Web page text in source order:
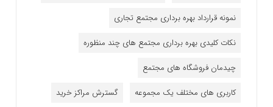
نمونه قرارداد بهره برداری مجتمع تجاری
نکات کلیدی بهره برداری مجتمع های چند منظوره
چیدمان فروشگاه های مجتمع
کاربری های مختلف یک مجموعه
گسترش مراکز خرید